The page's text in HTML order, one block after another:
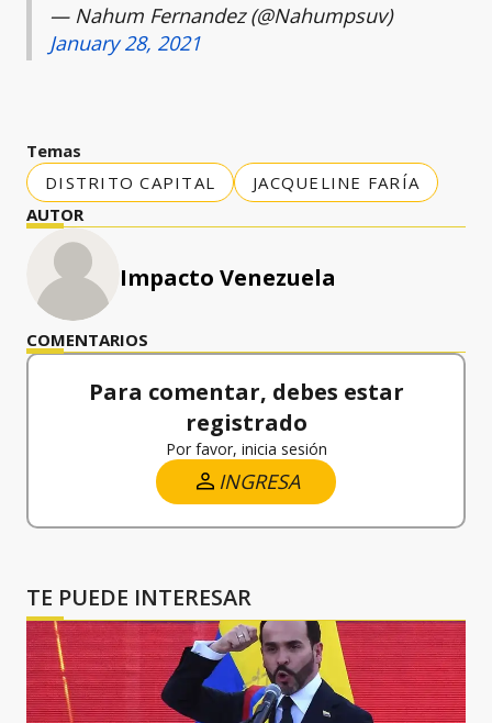
— Nahum Fernandez (@Nahumpsuv)
January 28, 2021
Temas
DISTRITO CAPITAL
JACQUELINE FARÍA
AUTOR
Impacto Venezuela
COMENTARIOS
Para comentar, debes estar
registrado
Por favor, inicia sesión
INGRESA
TE PUEDE INTERESAR